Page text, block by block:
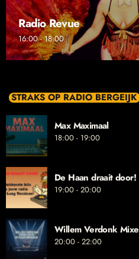
Radio Revue
16:00 - 18:00
STRAKS OP RADIO BERGEIJK
Max Maximaal
18:00 - 19:00
De Haan draait door!
19:00 - 20:00
Willem Verdonk
20:00 - 22:00